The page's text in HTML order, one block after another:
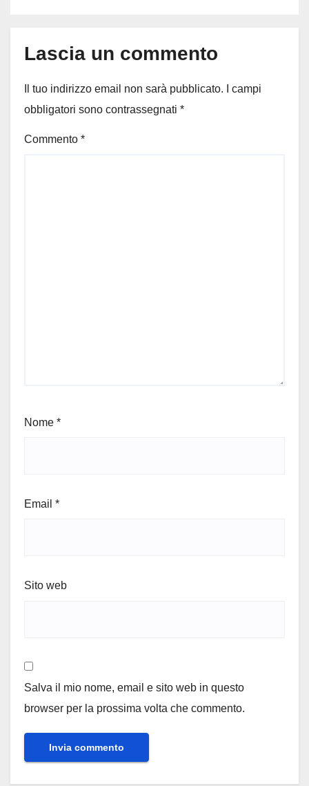
Lascia un commento
Il tuo indirizzo email non sarà pubblicato.
I campi
obbligatori sono contrassegnati *
Commento *
Nome *
Email *
Sito web
Salva il mio nome, email e sito web in questo
browser per la prossima volta che commento.